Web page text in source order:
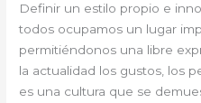
Definir un estilo propio e
todos ocupamos un lugar
permitiéndonos una libre
la actualidad los gustos, los
es una cultura que se